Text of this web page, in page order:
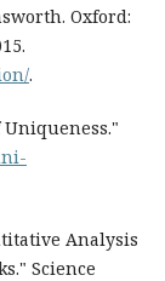
Oxford:
.
Uniqueness."
Analysis
Science